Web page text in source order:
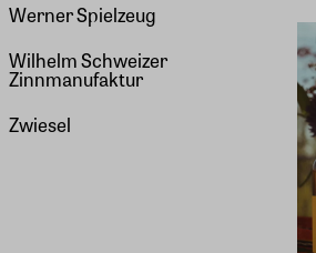
Werner Spielzeug
Wilhelm Schweizer
Zinnmanufaktur
Zwiesel